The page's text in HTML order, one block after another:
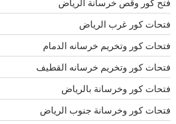
فتحات كور غرب الرياض
فتحات كور وتخريم خرسانه الدمام
فتحات كور وتخريم خرسانه القطيف
فتحات كور وخرسانة بالرياض
فتحات كور وخرسانة جنوب الرياض